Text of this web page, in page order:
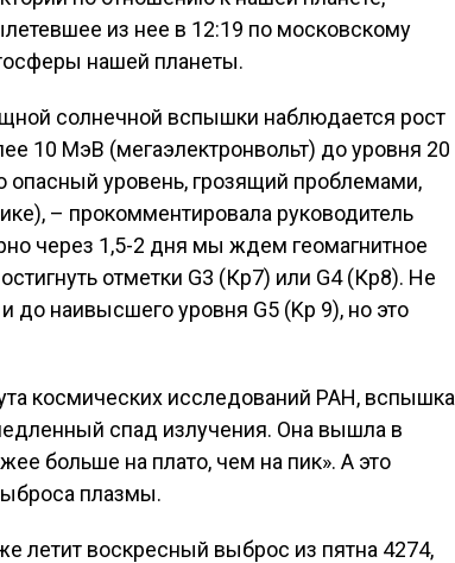
из нее в 12:19 по московскому
нашей планеты.
солнечной вспышки наблюдается рост
10 МэВ (мегаэлектронвольт) до уровня 20
опасный уровень, грозящий проблемами,
– прокомментировала руководитель
через 1,5-2 дня мы ждем геомагнитное
отметки G3 (Кр7) или G4 (Кр8). Не
до наивысшего уровня G5 (Kp 9), но это
космических исследований РАН, вспышка
спад излучения. Она вышла в
больше на плато, чем на пик». А это
плазмы.
летит воскресный выброс из пятна 4274,